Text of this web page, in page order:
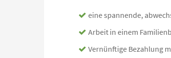
eine spannende,
Arbeit in einem
Vernünftige Bezahlung